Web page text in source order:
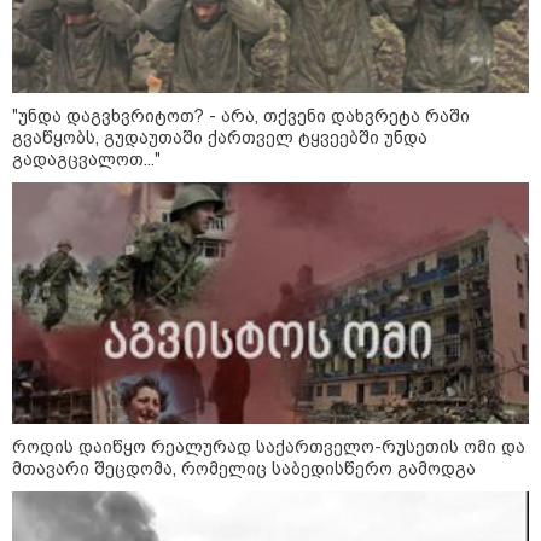
კატეგორიები
8
დღის ზოგადი
"უნდა დაგვხვრიტოთ? - არა, თქვენი დახვრეტა რაში
გვაწყობს, გუდაუთაში ქართველ ტყვეებში უნდა
გადაგცვალოთ..."
როდის დაიწყო რეალურად საქართველო-რუსეთის ომი და
მთავარი შეცდომა, რომელიც საბედისწერო გამოდგა